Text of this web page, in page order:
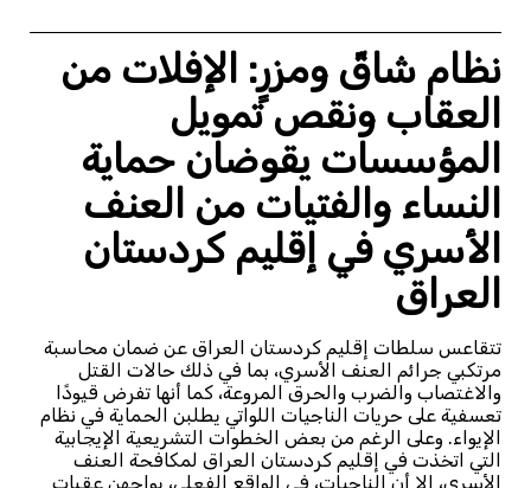
نظام شاقّ ومزرٍ: الإفلات من
العقاب ونقص تمويل
المؤسسات يقوضان حماية
النساء والفتيات من العنف
الأسري في إقليم كردستان
العراق
تتقاعس سلطات إقليم كردستان العراق عن ضمان محاسبة
مرتكبي جرائم العنف الأسري، بما في ذلك حالات القتل
والاغتصاب والضرب والحرق المروعة، كما أنها تفرض قيودًا
تعسفية على حريات الناجيات اللواتي يطلبن الحماية في نظام
الإيواء. وعلى الرغم من بعض الخطوات التشريعية الإيجابية
التي اتخذت في إقليم كردستان العراق لمكافحة العنف
الأسري، إلا أن الناجيات، في الواقع الفعلي، يواجهن عقبات